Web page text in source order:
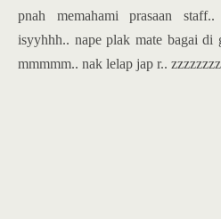
pnah memahami prasaan
isyyhhh.. nape plak mate bagai di
mmmmm.. nak lelap jap r..